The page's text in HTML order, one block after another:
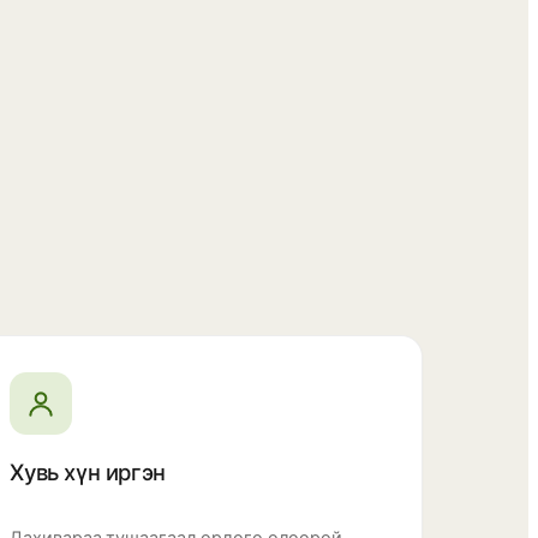
Хувь хүн иргэн